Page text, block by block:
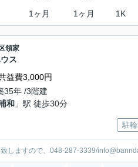
1ヶ月 1ヶ月 1K
領家
ス
益費3,000円
35年 /3階建
和 」駅 徒歩30分
駐
ますので、048-287-3339/